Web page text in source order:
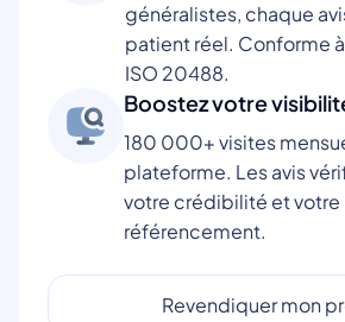
généralistes, chaque
patient réel. Conforme
ISO 20488.
Boostez votre
180 000+ visites
plateforme. Les avis
votre crédibilité et votre
référencement.
Revendiquer mon